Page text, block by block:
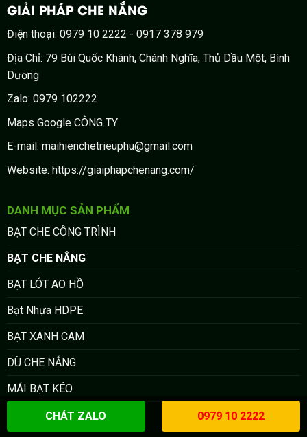
GIẢI PHÁP CHE NẮNG
Điện thoại: 0979 10 2222 - 0917 378 979
Địa Chỉ: 79 Bùi Quốc Khánh, Chánh Nghĩa, Thủ Dầu Một, Bình
Dương
Zalo: 0979 102222
Maps Google CÔNG TY
E-mail: maihienchetrieuphu@gmail.com
Website: https://giaiphapchenang.com/
DANH MỤC SẢN PHẨM
BẠT CHE CÔNG TRÌNH
BẠT CHE NẮNG
BẠT LÓT AO HỒ
Bạt Nhựa HDPE
BẠT XANH CAM
DÙ CHE NẮNG
MÁI BẠT KÉO
MÀN RÈM VẢI RÈM
CHÁT ZALO 0979 10 2222